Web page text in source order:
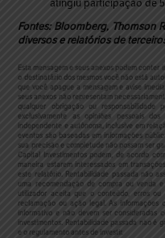
atingiu participação de
Fontes: Bloomberg, Thomson
diversos e relatórios de
Esta mensagem e seus anexos podem conter
o destinatário dos mesmos você não está
que você apague a mensagem e avise
seus anexos não representam
qualquer obrigação ou responsabilidade
exclusivamente as opiniões pessoais
independente e autônoma, inclusive em
eventos são baseadas em informações
sua precisão e completude não possam ser
Capital Investimentos podem, de acordo
maneira estarem interessados em
este relatório. Rentabilidade passada não
uma recomendação de compra ou venda
utilizador aceita que o conteúdo, erros ou
reclamação ou ação legal.As informações
informativo e não devem ser
investimentos. Rentabilidade passada não
e o regulamento antes de investir.